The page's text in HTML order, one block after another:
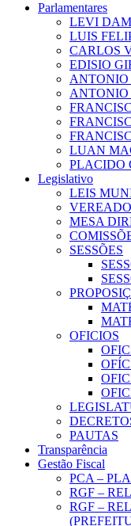
Parlamentares
LEVI
LUIS
CARLOS
EDISIO
ANTONIO
ANTONIO
LUAN
PLACIDO
Legislativo
LEIS
MESA
SESSÕES
OFICIOS
PAUTAS
Transparência
Gestão Fiscal
PCA –
RGF –
RGF –